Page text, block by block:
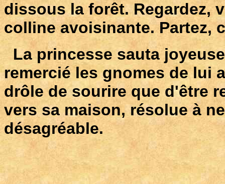
dissous la forêt. Regardez,
colline avoisinante. Partez,
La princesse sauta
remercié les gnomes de lui
drôle de sourire que d'être
vers sa maison, résolue à
désagréable.